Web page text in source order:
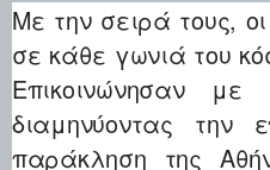
Με την σειρά τους,
σε κάθε γωνιά του
Επικοινώνησαν με
διαμηνύοντας την
παράκληση της